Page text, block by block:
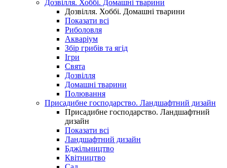
Дозвілля. Хоббі. Домашні тварини
Дозвілля. Хоббі. Домашні тварини
Показати всі
Риболовля
Акваріум
Збір грибів та ягід
Ігри
Свята
Дозвілля
Домашні тварини
Полювання
Присадибне господарство. Ландшафтний дизайн
Присадибне господарство. Ландшафтний
дизайн
Показати всі
Ландшафтний дизайн
Бджільництво
Квітництво